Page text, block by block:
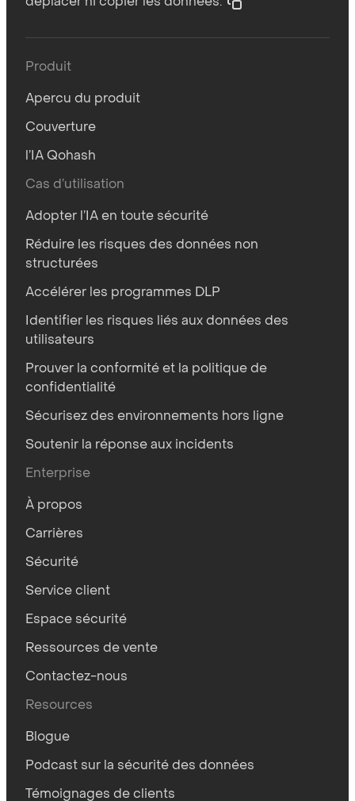
Produit
Apercu du produit
Couverture
l’IA Qohash
Cas d’utilisation
Adopter l’IA en toute sécurité
Réduire les risques des données non
structurées
Accélérer les programmes DLP
Identifier les risques liés aux données des
utilisateurs
Prouver la conformité et la politique de
confidentialité
Sécurisez des environnements hors ligne
Soutenir la réponse aux incidents
Enterprise
À propos
Carrières
Sécurité
Service client
Espace sécurité
Ressources de vente
Contactez-nous
Resources
Blogue
Podcast sur la sécurité des données
Témoignages de clients